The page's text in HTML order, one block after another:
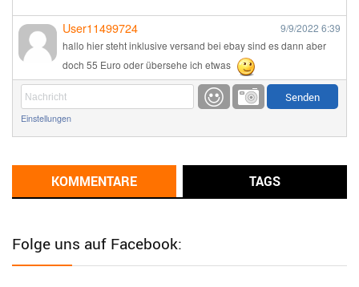
User11499724 9/9/2022 6:39
hallo hier steht inklusive versand bei ebay sind es dann aber
doch 55 Euro oder übersehe ich etwas
Günni 9/1/20226:17
Günni
User11493041 8/31/20227:10
Einstellungen
KOMMENTARE TAGS
Folge uns auf Facebook: